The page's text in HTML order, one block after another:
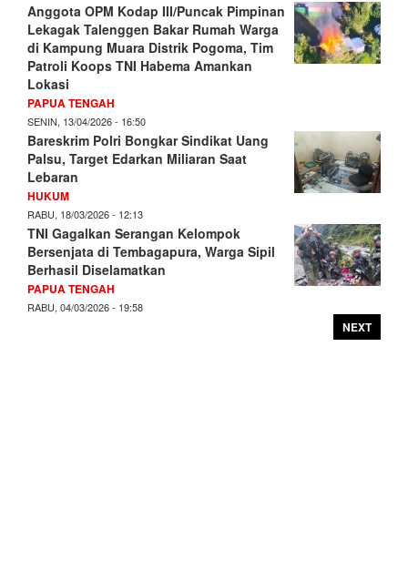
Anggota OPM Kodap III/Puncak Pimpinan
Lekagak Talenggen Bakar Rumah Warga
di Kampung Muara Distrik Pogoma, Tim
Patroli Koops TNI Habema Amankan
Lokasi
PAPUA TENGAH
SENIN, 13/04/2026 - 16:50
Bareskrim Polri Bongkar Sindikat Uang
Palsu, Target Edarkan Miliaran Saat
Lebaran
HUKUM
RABU, 18/03/2026 - 12:13
TNI Gagalkan Serangan Kelompok
Bersenjata di Tembagapura, Warga Sipil
Berhasil Diselamatkan
PAPUA TENGAH
RABU, 04/03/2026 - 19:58
NEXT